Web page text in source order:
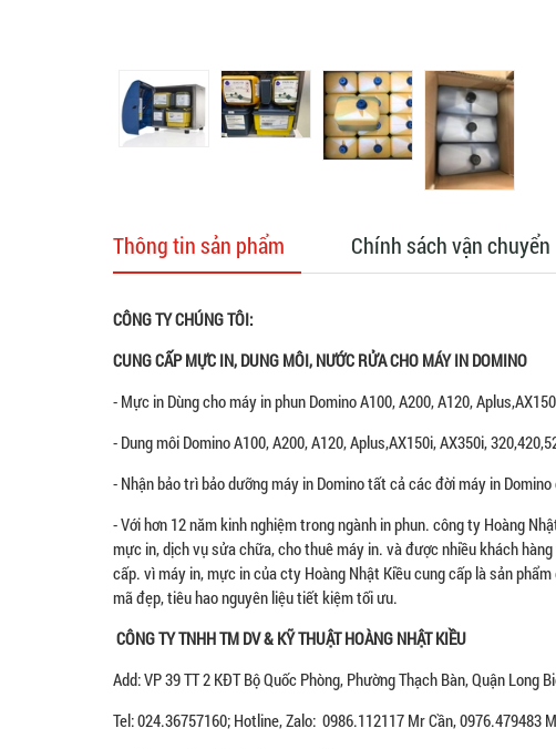
Thông tin sản phẩm Chính sách vận chuyển
CÔNG TY CHÚNG TÔI:
CUNG CẤP MỰC IN, DUNG MÔI, NƯỚC RỬA CHO MÁY IN DOMINO
- Mực in Dùng cho máy in phun Domino A100, A200, A120,
- Dung môi Domino A100, A200, A120, Aplus,AX150i, AX350i,
- Nhận bảo trì bảo dưỡng máy in Domino tất cả các đời máy in
- Với hơn 12 năm kinh nghiệm trong ngành in phun. công ty Hoàng
mực in, dịch vụ sửa chữa, cho thuê máy in. và được nhiều khách
cấp. vì máy in, mực in của cty Hoàng Nhật Kiều cung cấp là sản
mã đẹp, tiêu hao nguyên liệu tiết kiệm tối ưu.
CÔNG TY TNHH TM DV & KỸ THUẬT HOÀNG NHẬT KIỀU
Add: VP 39 TT 2 KĐT Bộ Quốc Phòng, Phường Thạch Bàn, Quận Long
Tel: 024.36757160; Hotline, Zalo: 0986.112117 Mr Cần, 0976.479483